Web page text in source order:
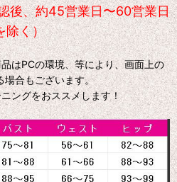
後、約45営業日〜60営業日
除く）
はPCの環境、等により、画面上の
場合もございます。
ングをおススメします！